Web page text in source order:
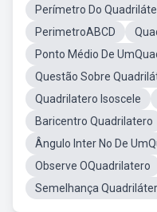
Perímetro Do
PerimetroABCD
Ponto Médio De
Questão Sobre
Quadrilatero Isoscele
Baricentro Quadrilatero
Ângulo Inter No De
Observe OQuadrilatero
Semelhança